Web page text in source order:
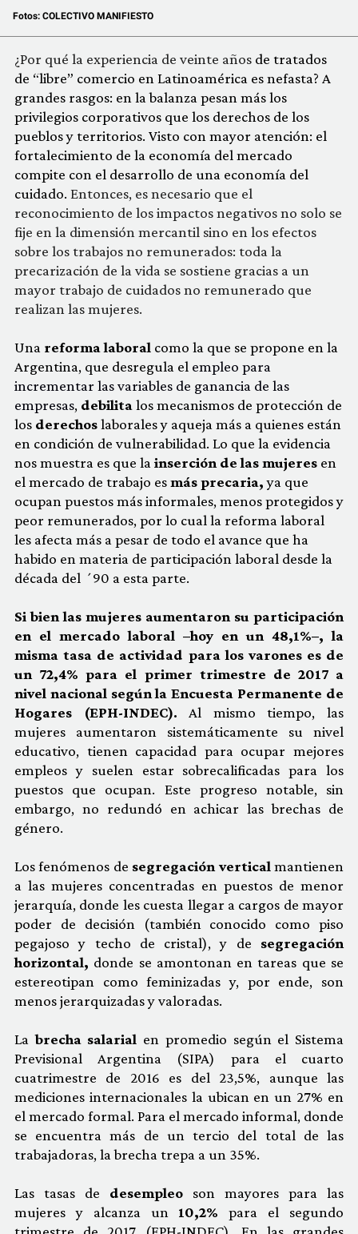
Fotos: COLECTIVO MANIFIESTO
¿Por qué la experiencia de veinte años de tratados
de “libre” comercio en Latinoamérica es nefasta? A
grandes rasgos: en la balanza pesan más los
privilegios corporativos que los derechos de los
pueblos y territorios. Visto con mayor atención: el
fortalecimiento de la economía del mercado
compite con el desarrollo de una economía del
cuidado. Entonces, es necesario que el
reconocimiento de los impactos negativos no solo se
fije en la dimensión mercantil sino en los efectos
sobre los trabajos no remunerados: toda la
precarización de la vida se sostiene gracias a un
mayor trabajo de cuidados no remunerado que
realizan las mujeres.
Una reforma laboral como la que se propone en la
Argentina, que desregula el empleo para
incrementar las variables de ganancia de las
empresas, debilita los mecanismos de protección de
los derechoslaborales y aqueja más a quienes están
en condición de vulnerabilidad. Lo que la evidencia
nos muestra es que la inserción de las mujeres en
el mercado de trabajo esmás precaria,ya que
ocupan puestos más informales, menos protegidos y
peor remunerados, por lo cual la reforma laboral
les afecta más a pesar de todo el avance que ha
habido en materia de participación laboral desde la
década del ´90 a esta parte.
Si bien las mujeres aumentaron su participación
en el mercado laboral –hoy en un 48,1%–, la
misma tasa de actividad para los varones es de
un 72,4% para el primer trimestre de 2017 a
nivel nacional según la Encuesta Permanente de
Hogares (EPH-INDEC). Al mismo tiempo, las
mujeres aumentaron sistemáticamente su nivel
educativo, tienen capacidad para ocupar mejores
empleos y suelen estar sobrecalificadas para los
puestos que ocupan. Este progreso notable, sin
embargo, no redundó en achicar las brechas de
género.
Los fenómenos de segregación vertical mantienen
a las mujeres concentradas en puestos de menor
jerarquía, donde les cuesta llegar a cargos de mayor
poder de decisión (también conocido como piso
pegajoso y techo de cristal), y de segregación
horizontal, donde se amontonan en tareas que se
estereotipan como feminizadas y, por ende, son
menos jerarquizadas y valoradas.
Labrecha salarial en promedio según el Sistema
Previsional Argentina (SIPA) para el cuarto
cuatrimestre de 2016 es del 23,5%, aunque las
mediciones internacionales la ubican en un 27% en
el mercado formal. Para el mercado informal, donde
se encuentra más de un tercio del total de las
trabajadoras, la brecha trepa a un 35%.
Las tasas de desempleo son mayores para las
mujeres y alcanza un 10,2% para el segundo